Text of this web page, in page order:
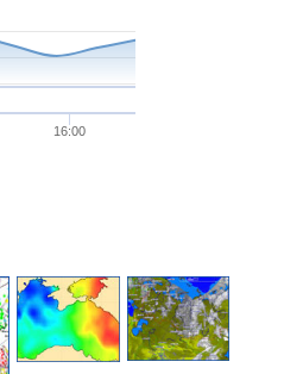
16:00